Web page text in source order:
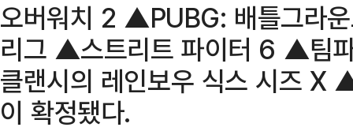
오버워치 2 ▲PUBG: 배틀그라
리그 ▲스트리트 파이터 6 ▲팀
클랜시의 레인보우 식스 시즈
이 확정됐다.